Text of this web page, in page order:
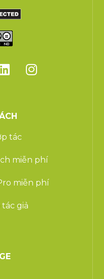
tác
miễn phí
miễn phí
giả